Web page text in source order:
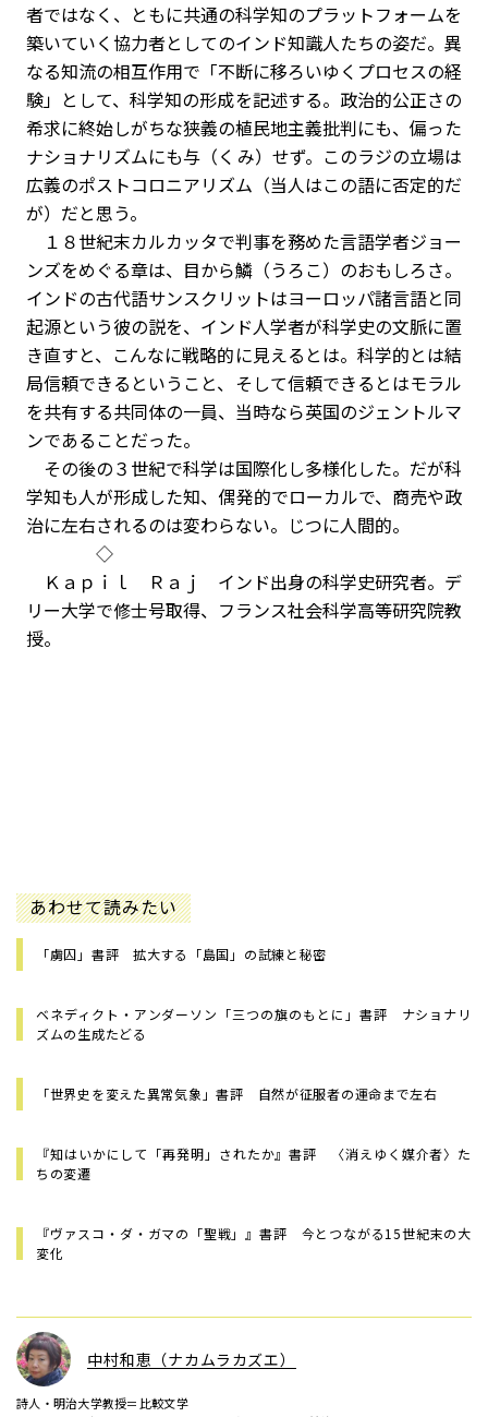
者ではなく、ともに共通の科学知のプラットフォームを
築いていく協力者としてのインド知識人たちの姿だ。異
なる知流の相互作用で「不断に移ろいゆくプロセスの経
験」として、科学知の形成を記述する。政治的公正さの
希求に終始しがちな狭義の植民地主義批判にも、偏った
ナショナリズムにも与（くみ）せず。このラジの立場は
広義のポストコロニアリズム（当人はこの語に否定的だ
が）だと思う。
１８世紀末カルカッタで判事を務めた言語学者ジョー
ンズをめぐる章は、目から鱗（うろこ）のおもしろさ。
インドの古代語サンスクリットはヨーロッパ諸言語と同
起源という彼の説を、インド人学者が科学史の文脈に置
き直すと、こんなに戦略的に見えるとは。科学的とは結
局信頼できるということ、そして信頼できるとはモラル
を共有する共同体の一員、当時なら英国のジェントルマ
ンであることだった。
その後の３世紀で科学は国際化し多様化した。だが科
学知も人が形成した知、偶発的でローカルで、商売や政
治に左右されるのは変わらない。じつに人間的。
◇
Ｋａｐｉｌ Ｒａｊ インド出身の科学史研究者。デ
リー大学で修士号取得、フランス社会科学高等研究院教
授。
あわせて読みたい
「虜囚」書評 拡大する「島国」の試練と秘密
ベネディクト・アンダーソン「三つの旗のもとに」書評 ナショナリ
ズムの生成たどる
「世界史を変えた異常気象」書評 自然が征服者の運命まで左右
『知はいかにして「再発明」されたか』書評 〈消えゆく媒介者〉た
ちの変遷
『ヴァスコ・ダ・ガマの「聖戦」』書評 今とつながる15世紀末の大
変化
中村和恵（ナカムラカズエ）
詩人・明治大学教授＝比較文学